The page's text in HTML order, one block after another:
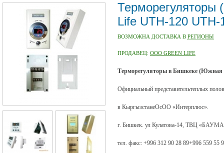
Life UTH-120 UTH-
ВОЗМОЖНА ДОСТАВКА В РЕГИОНЫ
ПРОДАВЕЦ: ООО GREEN LIFE
Терморегуляторы в Бишкеке (Южная
Официальный представительтеплых
в КыргызстанеОсОО «Интерплюс».
г. Бишкек. ул Кулатова-14, ТВЦ
тел. факс: +996 312 90 28 89+996 559 55